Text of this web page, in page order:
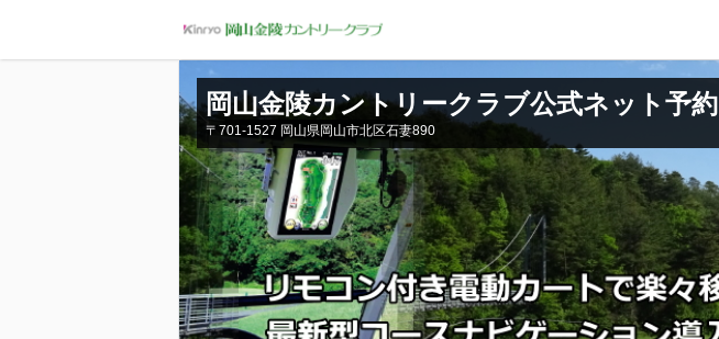
岡山金陵カントリークラブ公式ネット予約
〒701-1527 岡山県岡山市北区石妻890